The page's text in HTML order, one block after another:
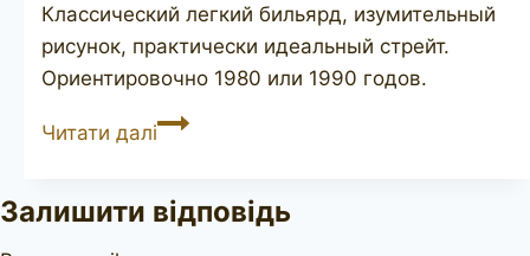
Классический легкий бильярд, изумительный
рисунок, практически идеальный стрейт.
Ориентировочно 1980 или 1990 годов. ​
Читати даліW.Ø.
straight
Залишити відповідь